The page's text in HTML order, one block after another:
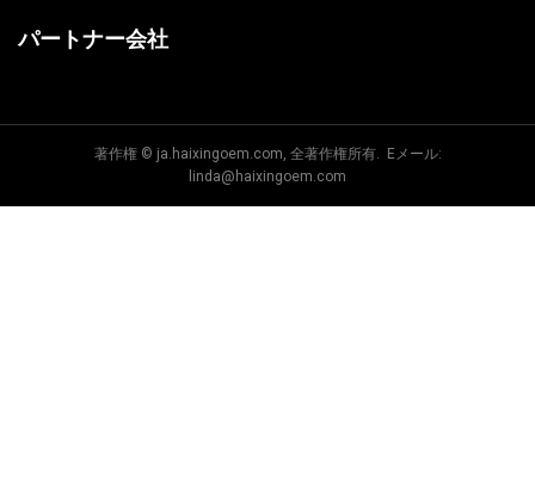
パートナー会社
著作権 © ja.haixingoem.com, 全著作権所有. Eメール:
linda@haixingoem.com